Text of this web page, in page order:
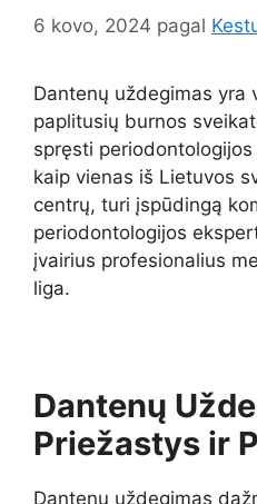
6 kovo, 2024 pagal
Dantenų uždegimas yra
paplitusių burnos
spręsti
kaip vienas iš Lietuvos
centrų, turi įspūdingą
periodontologijos
įvairius profesionalius
liga.
Dantenų
Priežastys ir
Dantenų uždegimas